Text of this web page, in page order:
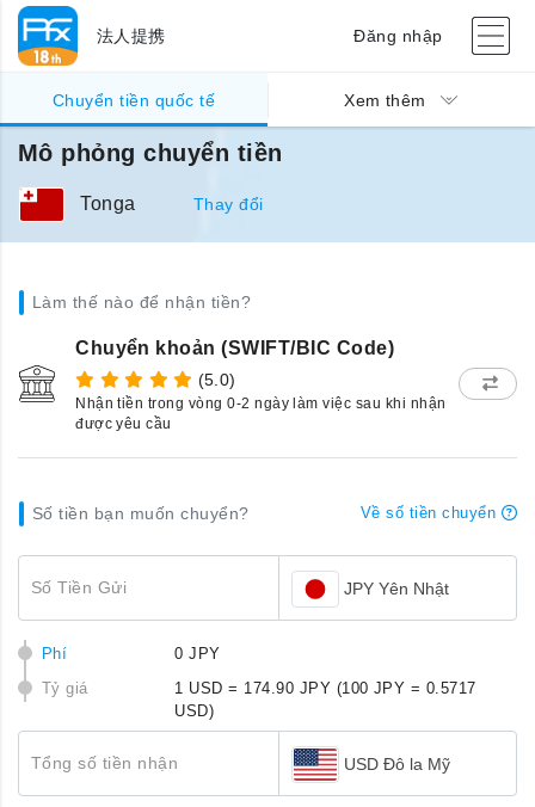
法人提携 Đăng nhập
Chuyển tiền quốc tế Xem thêm
Mô phỏng chuyển tiền
Tonga Thay đổi
Làm thế nào để nhận tiền?
Chuyển khoản (SWIFT/BIC Code)
(5.0)
Nhận tiền trong vòng 0-2 ngày làm việc sau khi nhận
được yêu cầu
Số tiền bạn muốn chuyển? Về số tiền chuyển
Số Tiền Gửi JPY Yên Nhật
Phí
0 JPY
Tỷ giá
1 USD = 174.90 JPY (100 JPY = 0.5717
USD)
Tổng số tiền nhận USD Đô la Mỹ